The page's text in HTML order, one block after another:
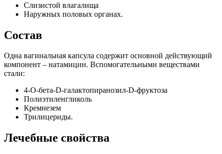
Слизистой влагалища
Наружных половых органах.
Состав
Одна вагинальная капсула содержит основной действующий
компонент – натамицин. Вспомогательными веществами
стали:
4-О-бета-D-галактопиранозил-D-фруктоза
Полиэтиленгликоль
Кремнезем
Трилицериды.
Лечебные свойства